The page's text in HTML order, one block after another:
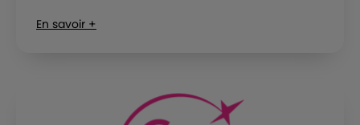
En savoir +